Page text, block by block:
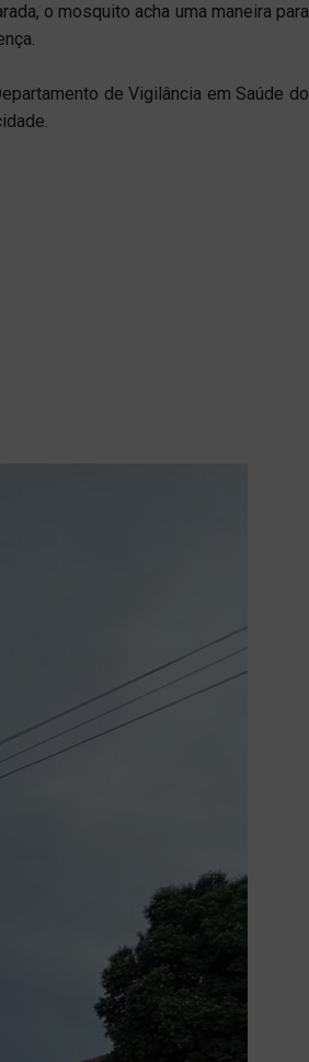
o mosquito acha uma maneira para
de Vigilância em Saúde do